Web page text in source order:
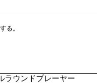
る。
ラウンドプレーヤー